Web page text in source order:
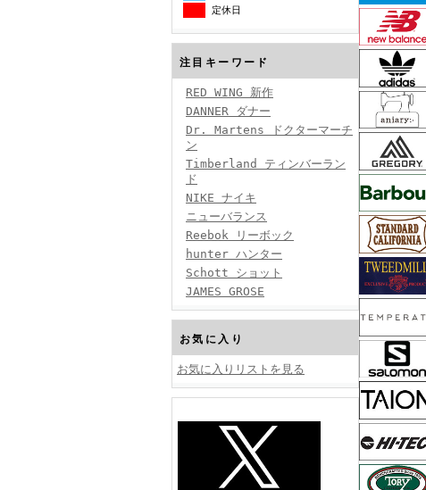
定休日
注目キーワード
RED WING 新作
DANNER ダナー
Dr. Martens ドクターマーチ
ン
Timberland ティンバーラン
ド
NIKE ナイキ
ニューバランス
Reebok リーボック
hunter ハンター
Schott ショット
JAMES GROSE
お気に入り
お気に入りリストを見る